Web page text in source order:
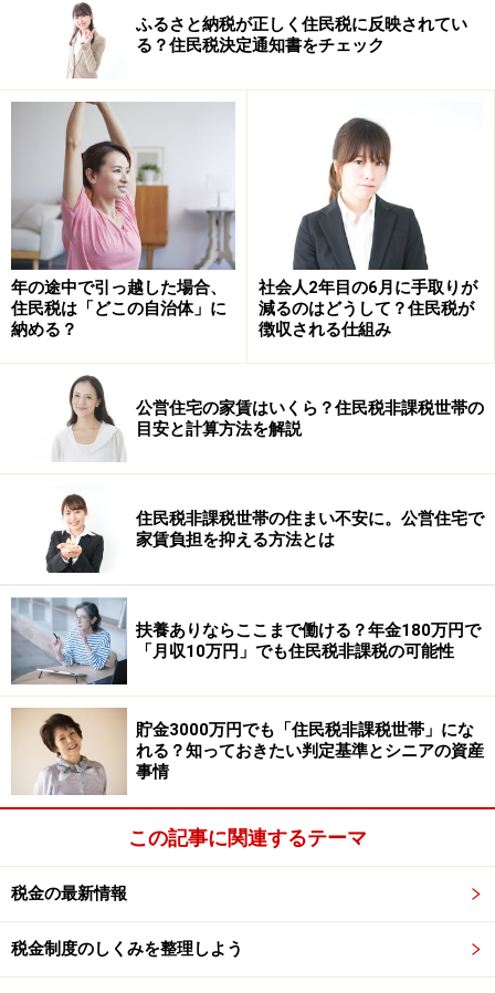
ふるさと納税が正しく住民税に反映されてい
る？住民税決定通知書をチェック
年の途中で引っ越した場合、
住民税は「どこの自治体」に
納める？
社会人2年目の6月に手取りが
減るのはどうして？住民税が
徴収される仕組み
公営住宅の家賃はいくら？住民税非課税世帯の
目安と計算方法を解説
住民税非課税世帯の住まい不安に。公営住宅で
家賃負担を抑える方法とは
扶養ありならここまで働ける？年金180万円で
「月収10万円」でも住民税非課税の可能性
貯金3000万円でも「住民税非課税世帯」にな
れる？知っておきたい判定基準とシニアの資産
事情
この記事に関連するテーマ
税金の最新情報
税金制度のしくみを整理しよう